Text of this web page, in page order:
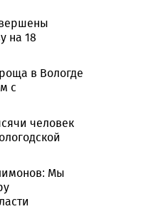
на 18
в Вологде
с
человек
Мы